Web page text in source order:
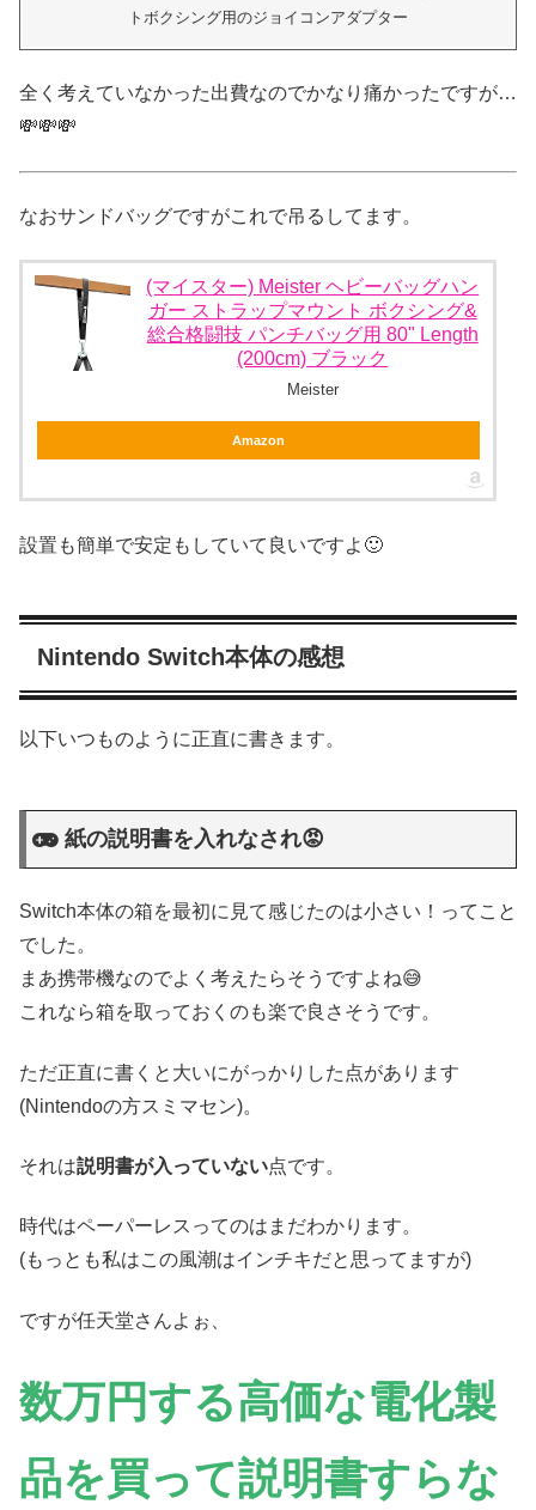
トボクシング用のジョイコンアダプター
全く考えていなかった出費なのでかなり痛かったですが…
💸💸💸
なおサンドバッグですがこれで吊るしてます。
(マイスター) Meister ヘビーバッグハン
ガー ストラップマウント ボクシング&
総合格闘技 パンチバッグ用 80" Length
(200cm) ブラック
Meister
Amazon
設置も簡単で安定もしていて良いですよ🙂
Nintendo Switch本体の感想
以下いつものように正直に書きます。
紙の説明書を入れなされ😡
Switch本体の箱を最初に見て感じたのは小さい！ってこと
でした。
まあ携帯機なのでよく考えたらそうですよね😅
これなら箱を取っておくのも楽で良さそうです。
ただ正直に書くと大いにがっかりした点があります
(Nintendoの方スミマセン)。
それは説明書が入っていない点です。
時代はペーパーレスってのはまだわかります。
(もっとも私はこの風潮はインチキだと思ってますが)
ですが任天堂さんよぉ、
数万円する高価な電化製
品を買って説明書すらな